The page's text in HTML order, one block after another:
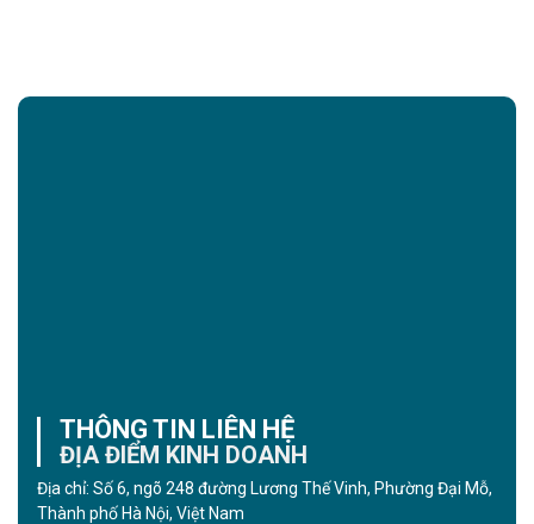
THÔNG TIN LIÊN HỆ
ĐỊA ĐIỂM KINH DOANH
Địa chỉ: Số 6, ngõ 248 đường Lương Thế Vinh, Phường Đại Mỗ,
Thành phố Hà Nội, Việt Nam